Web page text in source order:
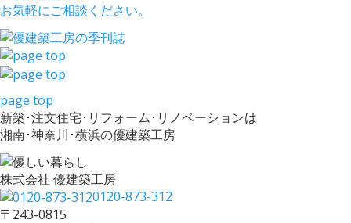
お気軽にご相談ください。
page top
新築･注文住宅･リフォーム･リノベーションは
湘南･神奈川･横浜の優建築工房
株式会社 優建築工房
0120-873-312
〒243-0815